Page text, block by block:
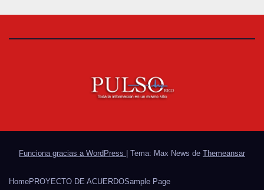
Funciona gracias a WordPress Tema: Max News de Themeansar
HomePROYECTO DE ACUERDOSample Page